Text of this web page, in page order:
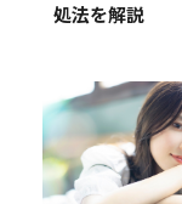
処法を解説